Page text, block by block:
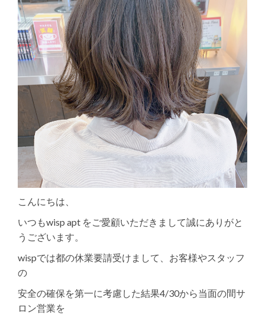
こんにちは、
いつもwisp apt をご愛顧いただきまして誠にありがと
うございます。
wispでは都の休業要請受けまして、お客様やスタッフ
の
安全の確保を第一に考慮した結果4/30から当面の間サ
ロン営業を